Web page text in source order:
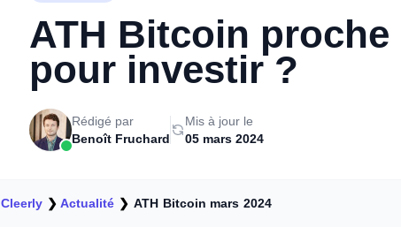
ATH Bitcoin
pour investir ?
Rédigé par
Benoît Fruchard
Mis à jour le
05 mars 2024
Cleerly ❯Actualité ❯ ATH Bitcoin mars 2024